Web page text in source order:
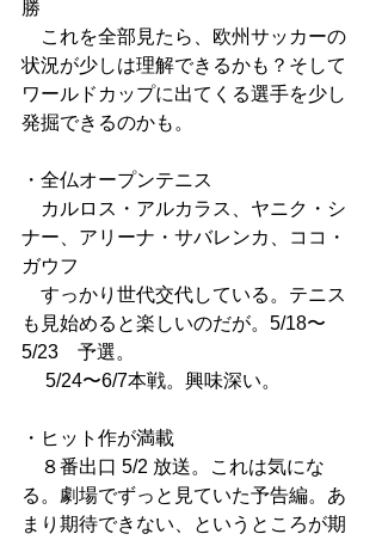
勝
これを全部見たら、欧州サッカーの
状況が少しは理解できるかも？そして
ワールドカップに出てくる選手を少し
発掘できるのかも。
・全仏オープンテニス
カルロス・アルカラス、ヤニク・シ
ナー、アリーナ・サバレンカ、ココ・
ガウフ
すっかり世代交代している。テニス
も見始めると楽しいのだが。5/18〜
5/23　予選。
5/24〜6/7本戦。興味深い。
・ヒット作が満載
８番出口 5/2 放送。これは気にな
る。劇場でずっと見ていた予告編。あ
まり期待できない、というところが期